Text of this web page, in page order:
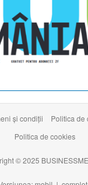
şi condiţii
Politica de
Politica de cookies
© 2025